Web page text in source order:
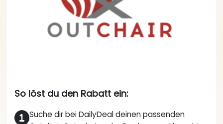
So löst du den Rabatt ein:
Suche dir bei DailyDeal deinen passenden